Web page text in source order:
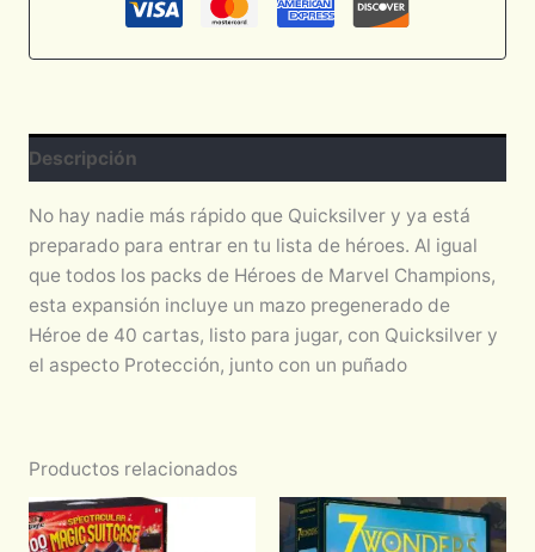
Descripción
No hay nadie más rápido que Quicksilver y ya está
preparado para entrar en tu lista de héroes. Al igual
que todos los packs de Héroes de Marvel Champions,
esta expansión incluye un mazo pregenerado de
Héroe de 40 cartas, listo para jugar, con Quicksilver y
el aspecto Protección, junto con un puñado
Productos relacionados